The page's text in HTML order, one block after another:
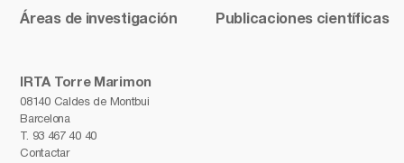
IRTA Torre Marimon
08140 Caldes de Montbui
Barcelona
T. 93 467 40 40
Contactar
Áreas de investigación Publicaciones científicas